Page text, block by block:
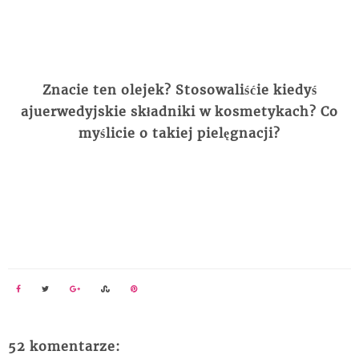
Znacie ten olejek? Stosowaliśćie kiedyś
ajuerwedyjskie składniki w kosmetykach? Co
myślicie o takiej pielęgnacji?
52 komentarze: